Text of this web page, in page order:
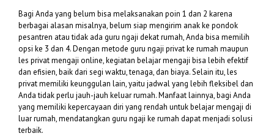
Bagi Anda yang belum bisa melaksanakan poin 1 dan 2 karena
berbagai alasan misalnya, belum siap mengirim anak ke pondok
pesantren atau tidak ada guru ngaji dekat rumah, Anda bisa memilih
opsi ke 3 dan 4. Dengan metode guru ngaji privat ke rumah maupun
les privat mengaji online, kegiatan belajar mengaji bisa lebih efektif
dan efisien, baik dari segi waktu, tenaga, dan biaya. Selain itu, les
privat memiliki keunggulan lain, yaitu jadwal yang lebih fleksibel dan
Anda tidak perlu jauh-jauh keluar rumah. Manfaat lainnya, bagi Anda
yang memiliki kepercayaan diri yang rendah untuk belajar mengaji di
luar rumah, mendatangkan guru ngaji ke rumah dapat menjadi solusi
terbaik.